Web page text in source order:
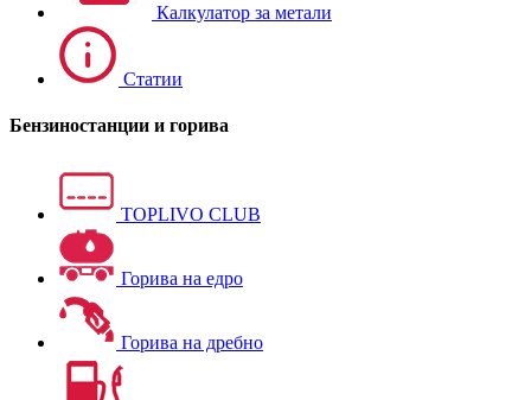
Калкулатор за метали
Статии
Бензиностанции и горива
TOPLIVO CLUB
Горива на едро
Горива на дребно